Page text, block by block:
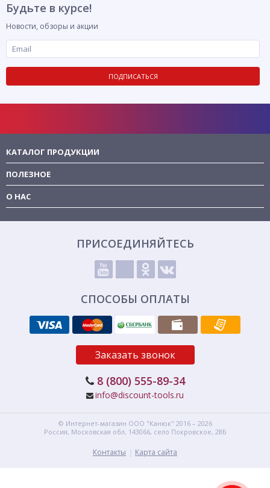
Будьте в курсе!
Новости, обзоры и акции
ПОДПИСАТЬСЯ
КАТАЛОГ ПРОДУКЦИИ
ПОЛЕЗНОЕ
О НАС
ПРИСОЕДИНЯЙТЕСЬ
СПОСОБЫ ОПЛАТЫ
Заказать звонок
8 (800) 555-89-34
info@discount-tools.ru
© Интернет-магазин ООО "Канюк" 2016 – 2026
Россия, Московская обл, 143066, село Покровское, 28Б
Контакты Карта сайта